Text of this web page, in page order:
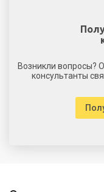
Возникли вопросы?
консультанты